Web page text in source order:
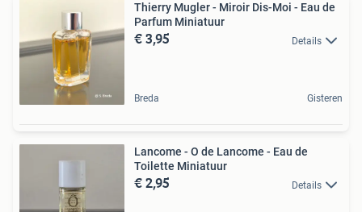
Thierry Mugler - Miroir Dis-Moi - Eau de
Parfum Miniatuur
€ 3,95 Details
Breda Gisteren
Lancome - O de Lancome - Eau de
Toilette Miniatuur
€ 2,95 Details